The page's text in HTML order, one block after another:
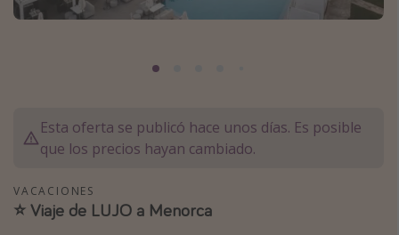
Marruecos
Maldivas
Inspiración para viajes
Esta oferta se publicó hace unos días. Es posible
que los precios hayan cambiado.
VACACIONES
⭐️ Viaje de LUJO a Menorca